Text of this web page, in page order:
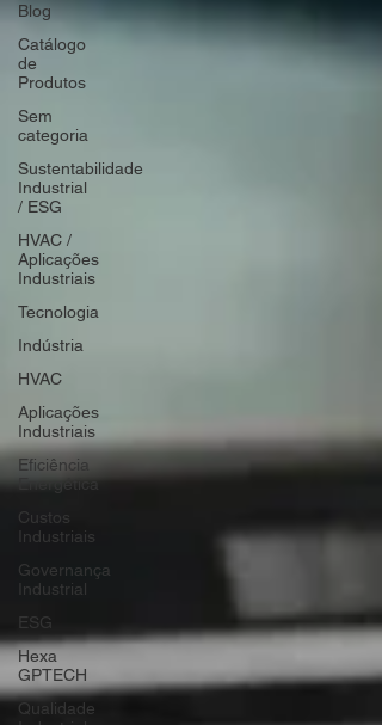
Blog
Catálogo
de
Produtos
Sem
categoria
Sustentabilidade
Industrial
/ ESG
HVAC /
Aplicações
Industriais
Tecnologia
Indústria
HVAC
Aplicações
Industriais
Eficiência
Energética
Custos
Industriais
Governança
Industrial
ESG
Hexa
GPTECH
Qualidade